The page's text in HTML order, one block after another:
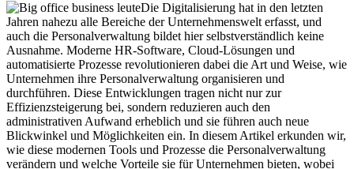
Die Digitalisierung hat in den letzten
Jahren nahezu alle Bereiche der Unternehmenswelt erfasst, und
auch die Personalverwaltung bildet hier selbstverständlich keine
Ausnahme. Moderne HR-Software, Cloud-Lösungen und
automatisierte Prozesse revolutionieren dabei die Art und Weise, wie
Unternehmen ihre Personalverwaltung organisieren und
durchführen. Diese Entwicklungen tragen nicht nur zur
Effizienzsteigerung bei, sondern reduzieren auch den
administrativen Aufwand erheblich und sie führen auch neue
Blickwinkel und Möglichkeiten ein. In diesem Artikel erkunden wir,
wie diese modernen Tools und Prozesse die Personalverwaltung
verändern und welche Vorteile sie für Unternehmen bieten, wobei